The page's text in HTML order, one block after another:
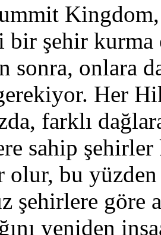
bir şehir
sonra, onlara
Her
farklı
sahip
olur, bu yüzden
şehirlere göre
yeniden